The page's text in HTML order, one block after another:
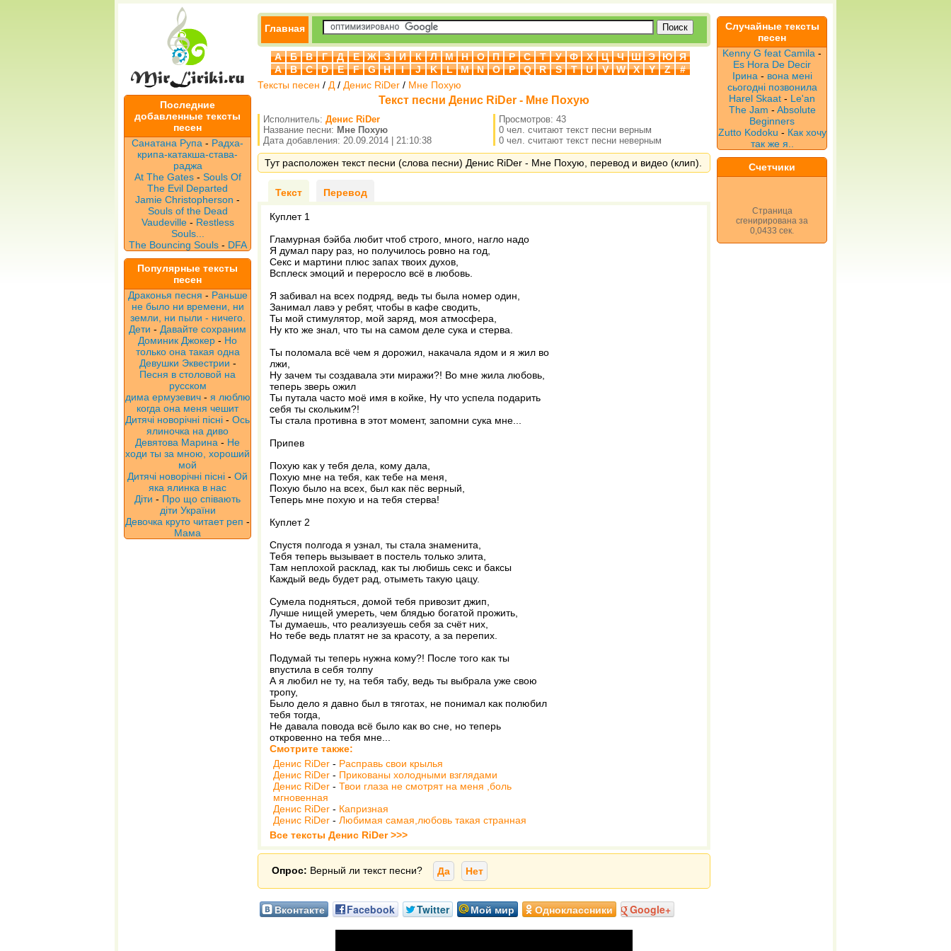
Последние
добавленные тексты
песен
Санатана Рупа - Радха-
крипа-катакша-става-
раджа
At The Gates- Souls Of
The Evil Departed
Jamie Christopherson -
Souls of the Dead
Vaudeville - Restless
Souls...
The Bouncing Souls- DFA
Популярные тексты
песен
Драконья песня - Раньше
не было ни времени, ни
земли, ни пыли - ничего.
Дети - Давайте сохраним
Доминик Джокер - Но
только она такая одна
Девушки Эквестрии -
Песня в столовой на
русском
дима ермузевич- я люблю
когда она меня чешит
Дитячі новорічні пісні - Ось
ялиночка на диво
Девятова Марина - Не
ходи ты за мною, хороший
мой
Дитячі новорічні пісні - Ой
яка ялинка в нас
Діти - Про що співають
діти України
Девочка круто читает реп -
Мама
Главная
А Б В Г Д Е Ж З И К Л М Н О П Р С Т У Ф Х Ц Ч Ш Э Ю
Я
A
B C D E F G H I J K L M N O P Q R S T U V W X Y Z
#
Тексты песен / Д / Денис RiDer / Мне Похую
Текст песни Денис RiDer - Мне Похую
Исполнитель: Денис RiDer
Название песни: Мне Похую
Дата добавления: 20.09.2014 | 21:10:38
Просмотров: 43
0 чел. считают текст песни верным
0 чел. считают текст песни неверным
Тут расположен текст песни (слова песни) Денис RiDer - Мне Похую, перевод и видео (клип).
Текст Перевод
Куплет 1
Гламурная бэйба любит чтоб строго, много, нагло надо
Я думал пару раз, но получилось ровно на год,
Секс и мартини плюс запах твоих духов,
Всплеск эмоций и переросло всё в любовь.
Я забивал на всех подряд, ведь ты была номер один,
Занимал лавэ у ребят, чтобы в кафе сводить,
Ты мой стимулятор, мой заряд, моя атмосфера,
Ну кто же знал, что ты на самом деле сука и стерва.
Ты поломала всё чем я дорожил, накачала ядом и я жил во
лжи,
Ну зачем ты создавала эти миражи?! Во мне жила любовь,
теперь зверь ожил
Ты путала часто моё имя в койке, Ну что успела подарить
себя ты скольким?!
Ты стала противна в этот момент, запомни сука мне...
Припев
Похую как у тебя дела, кому дала,
Похую мне на тебя, как тебе на меня,
Похую было на всех, был как пёс верный,
Теперь мне похую и на тебя стерва!
Куплет 2
Спустя полгода я узнал, ты стала знаменита,
Тебя теперь вызывает в постель только элита,
Там неплохой расклад, как ты любишь секс и баксы
Каждый ведь будет рад, отыметь такую цацу.
Сумела подняться, домой тебя привозит джип,
Лучше нищей умереть, чем блядью богатой прожить,
Ты думаешь, что реализуешь себя за счёт них,
Но тебе ведь платят не за красоту, а за перепих.
Подумай ты теперь нужна кому?! После того как ты
впустила в себя толпу
А я любил не ту, на тебя табу, ведь ты выбрала уже свою
тропу,
Было дело я давно был в тяготах, не понимал как полюбил
тебя тогда,
Не давала повода всё было как во сне, но теперь
откровенно на тебя мне...
Смотрите также:
Денис RiDer - Расправь свои крылья
Денис RiDer - Прикованы холодными взглядами
Денис RiDer - Твои глаза не смотрят на меня ,боль
мгновенная
Денис RiDer - Капризная
Денис RiDer - Любимая самая,любовь такая странная
Все тексты Денис RiDer >>>
Опрос: Верный ли текст песни? Да Нет
Вконтакте Facebook Twitter Мой мир Одноклассники Google+
Случайные тексты
песен
Kenny G feat Camila -
Es Hora De Decir
Ірина - вона мені
сьогодні позвонила
Harel Skaat - Le'an
The Jam - Absolute
Beginners
Zutto Kodoku - Как хочу
так же я..
Счетчики
Страница
сгенирирована за
0,0433 сек.